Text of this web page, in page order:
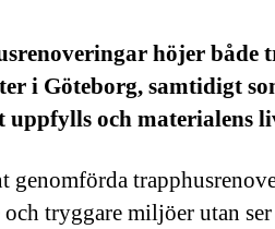
höjer både
i Göteborg, samtidigt
uppfylls och materialens
genomförda
och tryggare miljöer utan